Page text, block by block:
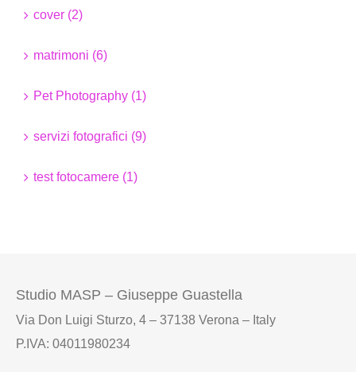
cover (2)
matrimoni (6)
Pet Photography (1)
servizi fotografici (9)
test fotocamere (1)
Studio MASP – Giuseppe Guastella
Via Don Luigi Sturzo, 4 – 37138 Verona – Italy
P.IVA: 04011980234